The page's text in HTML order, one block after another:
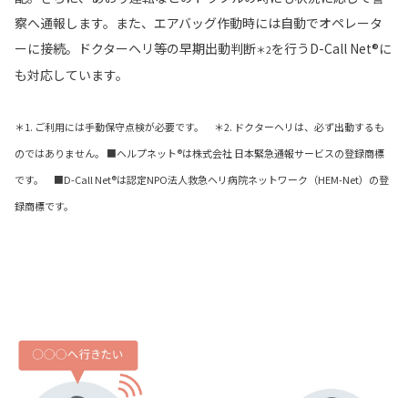
察へ通報します。また、エアバッグ作動時には自動でオペレータ
ーに接続。ドクターヘリ等の早期出動判断＊2を行うD-Call Net®に
も対応しています。
＊1. ご利用には手動保守点検が必要です。 ＊2. ドクターヘリは、必ず出動するも
のではありません。 ■ヘルプネット®は株式会社 日本緊急通報サービスの登録商標
です。 ■D-Call Net®は認定NPO法人救急ヘリ病院ネットワーク（HEM-Net）の登
録商標です。